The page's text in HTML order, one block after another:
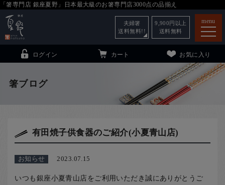
「箸専門店 銀座夏野」日本最大級のお箸専門店3000点の品揃え
menu
子供和食器 （贈答用・自宅用）
ログイン カート お気に入り
夫婦箸
送料無料!!
9,900 円以上
送料無料
箸ブログ
有田焼子供食器のご紹介(小夏青山店)
お知らせ 2023.07.15
いつも銀座小夏青山店をご利用いただき誠にありがとうご